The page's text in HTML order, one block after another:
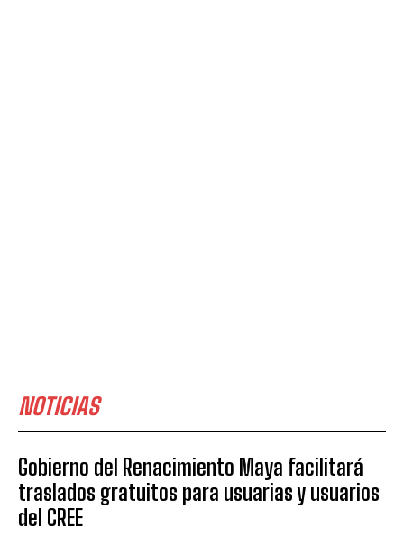
NOTICIAS
Gobierno del Renacimiento Maya facilitará
traslados gratuitos para usuarias y usuarios
del CREE